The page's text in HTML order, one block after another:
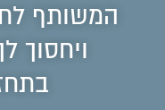
המשותף
ויחסוך